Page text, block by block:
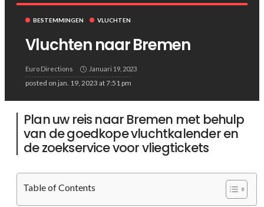
BESTEMMINGEN VLUCHTEN
Vluchten naar Bremen
Euro Directions Januari 19, 2023
posted on jan. 19, 2023 at 7:51 pm
Plan uw reis naar Bremen met behulp
van de goedkope vluchtkalender en
de zoekservice voor vliegtickets
Table of Contents